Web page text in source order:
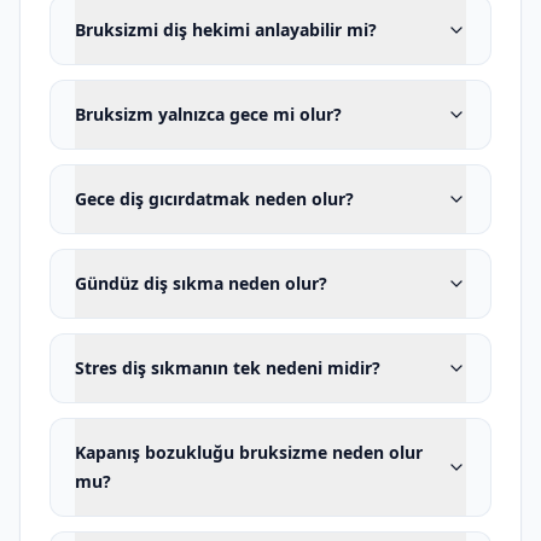
konulmamalıdır. Güncel bir kapsam
incelemesi de klinisyenlerin yalnızca diş
aşınmasına dayanarak aktif bruksizm
Dentapolitan'da bruksizm
değerlendirmesi yalnızca gece plağı
verilmesi veya masseter kasına
botulinum toksini uygulanması şeklinde
ele alınmaz. Dişler, restorasyonlar,
çiğneme kasları, çene eklemi, kapanış,
periodontal dokular, uyku kalitesi,
horlama, hava yolu, kullanılan ilaçlar ve
baş-boyun sistemi gerektiğinde birlikte
Bruksizmi diş hekimi anlayabilir mi?
Bruksizm yalnızca gece mi olur?
Gece diş gıcırdatmak neden olur?
Gündüz diş sıkma neden olur?
Stres diş sıkmanın tek nedeni midir?
Kapanış bozukluğu bruksizme neden olur
mu?